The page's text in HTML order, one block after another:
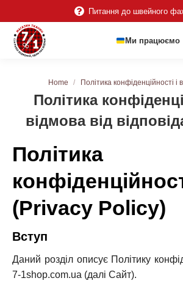
Питання до швейного
Ми працюємо
Політика
відмова від
You are here:
Home Політика конфіденційності і
Політика
(Privacy Policy)
Вступ
Даний розділ описує Політику
7-1shop.com.ua (далі Сайт).